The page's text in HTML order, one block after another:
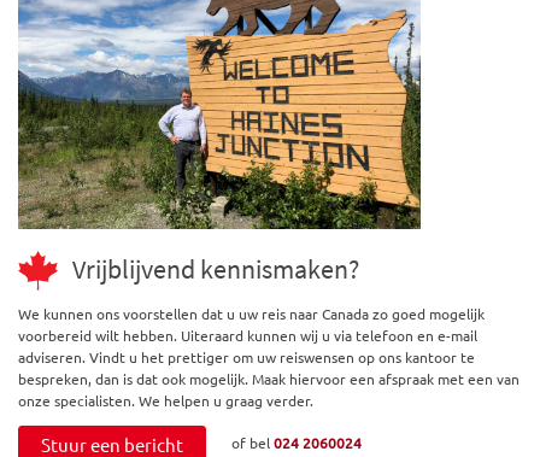
Vrijblijvend kennismaken?
We kunnen ons voorstellen dat u uw reis naar Canada zo goed mogelijk
voorbereid wilt hebben. Uiteraard kunnen wij u via telefoon en e-mail
adviseren. Vindt u het prettiger om uw reiswensen op ons kantoor te
bespreken, dan is dat ook mogelijk. Maak hiervoor een afspraak met een van
onze specialisten. We helpen u graag verder.
Stuur een bericht of bel024 2060024